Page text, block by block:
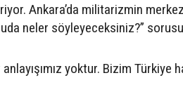
Ankara’da militarizmin
neler söyleyeceksiniz?”
yoktur. Bizim Türkiye